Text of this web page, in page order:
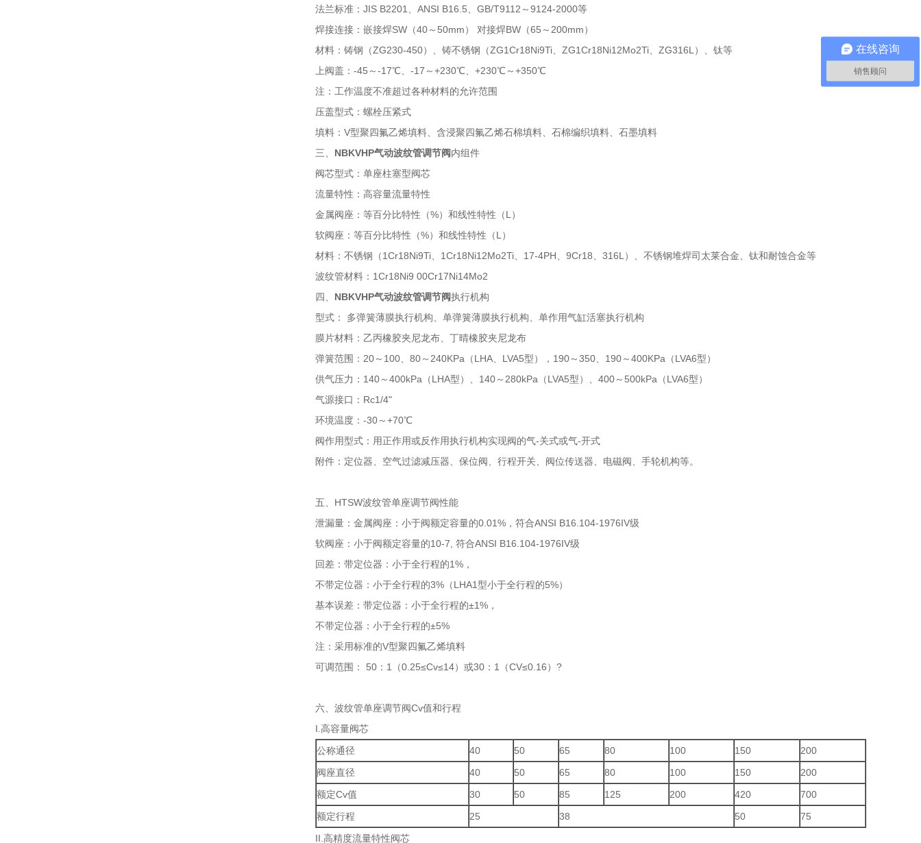
法兰标准：JIS B2201、ANSI B16.5、GB/T9112～9124-2000等
焊接连接：嵌接焊SW（40～50mm） 对接焊BW（65～200mm）
材料：铸钢（ZG230-450）、铸不锈钢（ZG1Cr18Ni9Ti、ZG1Cr18Ni12Mo2Ti、ZG316L）、钛等
上阀盖：-45～-17℃、-17～+230℃、+230℃～+350℃
注：工作温度不准超过各种材料的允许范围
压盖型式：螺栓压紧式
填料：V型聚四氟乙烯填料、含浸聚四氟乙烯石棉填料、石棉编织填料、石墨填料
三、 NBKVHP气动波纹管调节阀内组件
阀芯型式：单座柱塞型阀芯
流量特性：高容量流量特性
金属阀座：等百分比特性（%）和线性特性（L）
软阀座：等百分比特性（%）和线性特性（L）
材料：不锈钢（1Cr18Ni9Ti、1Cr18Ni12Mo2Ti、17-4PH、9Cr18、316L）、不锈钢堆焊司太莱合金、钛和耐蚀合金等
波纹管材料：1Cr18Ni9 00Cr17Ni14Mo2
四、 NBKVHP气动波纹管调节阀执行机构
型式： 多弹簧薄膜执行机构、单弹簧薄膜执行机构、单作用气缸活塞执行机构
膜片材料：乙丙橡胶夹尼龙布、丁晴橡胶夹尼龙布
弹簧范围：20～100、80～240KPa（LHA、LVA5型），190～350、190～400KPa（LVA6型）
供气压力：140～400kPa（LHA型）、140～280kPa（LVA5型）、400～500kPa（LVA6型）
气源接口：Rc1/4"
环境温度：-30～+70℃
阀作用型式：用正作用或反作用执行机构实现阀的气-关式或气-开式
附件：定位器、空气过滤减压器、保位阀、行程开关、阀位传送器、电磁阀、手轮机构等。
五、HTSW波纹管单座调节阀性能
泄漏量：金属阀座：小于阀额定容量的0.01%，符合ANSI B16.104-1976IV级
软阀座：小于阀额定容量的10-7, 符合ANSI B16.104-1976IV级
回差：带定位器：小于全行程的1%，
不带定位器：小于全行程的3%（LHA1型小于全行程的5%）
基本误差：带定位器：小于全行程的±1%，
不带定位器：小于全行程的±5%
注：采用标准的V型聚四氟乙烯填料
可调范围： 50：1（0.25≤Cv≤14）或30：1（CV≤0.16）?
六、波纹管单座调节阀Cv值和行程
I.高容量阀芯
公称通径
40 50 65 80 100 150
200
阀座直径
40 50 65 80 100 150
200
额定Cv值
30 50 85 125 200 420
700
额定行程
25 38 50
75
II.高精度流量特性阀芯
在线咨询
销售顾问